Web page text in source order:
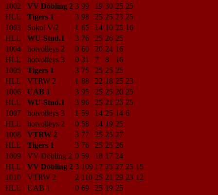
1002
VV Döbling 2 3 99 19 30 25 25
HLL
Tigers 1 3 98 25 25 23 25
1003
Sokol V/2 1 65 14 10 25 16
HLL
WU-Stud.1 3 76 25 26 25
1004
hotvolleys 2 0 60 20 24 16
HLL
hotvolleys 3 0 31 7 8
16
1005
Tigers 1 3 75 25 25 25
HLL
VTRW 2 1 88 22 18 25 23
1006
UAB 1 3 95 25 25 20 25
HLL
WU-Stud.1 3 96 25 21 25 25
1007
hotvolleys 3 1 59 14 25 14 6
HLL
hotvolleys 2 0 58 14 19 25
1008
VTRW 2 3 77 25 25 27
HLL
Tigers 1 3 76 25 25 26
1009
VV Döbling 2 0 59 18 17 24
HLL
VV Döbling 2 3 109 17 25 27 25 15
1010
VTRW 2 2 110 25 21 29 23 12
HLL
UAB 1 0 69 25 19 25